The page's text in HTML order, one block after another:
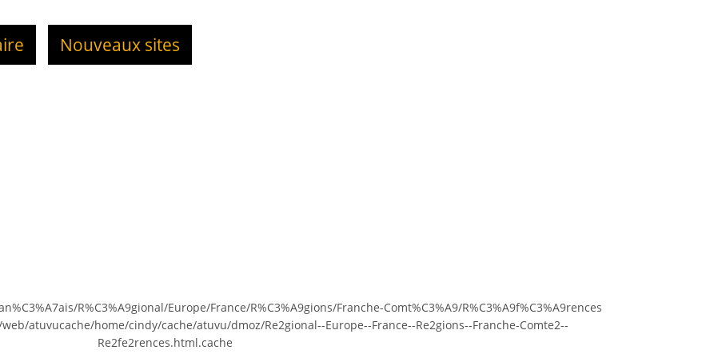
Nouveaux sites
R%C3%A9gional/Europe/France/R%C3%A9gions/Franche-Comt%C3%A9/R%C3%A9f%C3%A9rences
atuvucache/home/cindy/cache/atuvu/dmoz/Re2gional--Europe--France--Re2gions--Franche-Comte2--
Re2fe2rences.html.cache